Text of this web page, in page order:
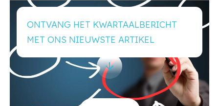
ONTVANG HET KWARTAALBERICHT
MET ONS NIEUWSTE ARTIKEL